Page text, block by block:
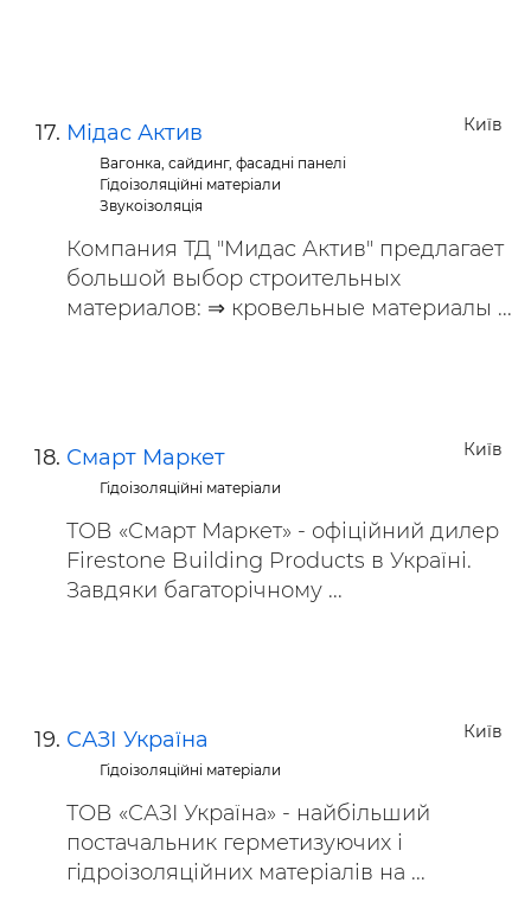
Київ
Мідас Актив
Вагонка, сайдинг, фасадні панелі
Гідоізоляційні матеріали
Звукоізоляція
Компания ТД "Мидас Актив" предлагает
большой выбор строительных
материалов: ⇒ кровельные материалы ...
Київ
Смарт Маркет
Гідоізоляційні матеріали
ТОВ «Смарт Маркет» - офіційний дилер
Firestone Building Products в Україні.
Завдяки багаторічному ...
Київ
САЗІ Україна
Гідоізоляційні матеріали
ТОВ «САЗІ Україна» - найбільший
постачальник герметизуючих і
гідроізоляційних матеріалів на ...